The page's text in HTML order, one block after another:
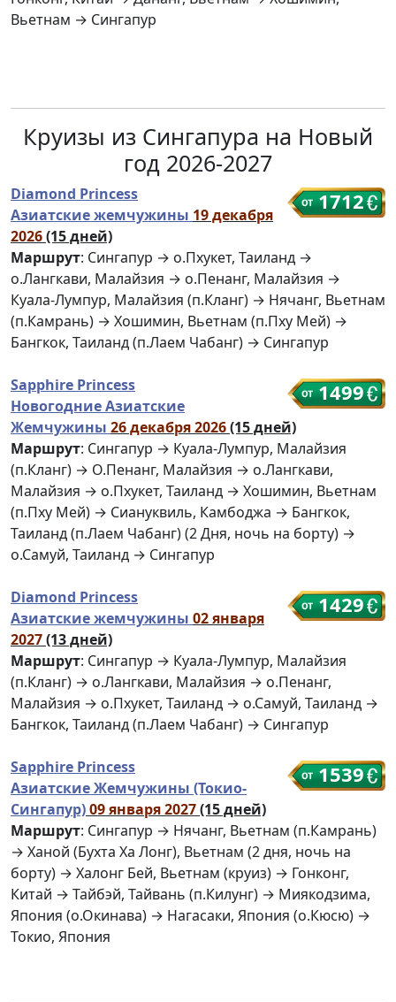
Вьетнам → Сингапур
Круизы из Сингапура на Новый
год 2026-2027
1712
Diamond Princess
Азиатские жемчужины 19 декабря
2026(15 дней)
Маршрут: Сингапур → о.Пхукет, Таиланд →
о.Лангкави, Малайзия → о.Пенанг, Малайзия →
Куала-Лумпур, Малайзия (п.Кланг) → Нячанг, Вьетнам
(п.Камрань) → Хошимин, Вьетнам (п.Пху Мей) →
Бангкок, Таиланд (п.Лаем Чабанг) → Сингапур
1499
Sapphire Princess
Новогодние Азиатские
Жемчужины 26 декабря 2026(15 дней)
Маршрут: Сингапур → Куала-Лумпур, Малайзия
(п.Кланг) → О.Пенанг, Малайзия → о.Лангкави,
Малайзия → о.Пхукет, Таиланд → Хошимин, Вьетнам
(п.Пху Мей) → Сиануквиль, Камбоджа → Бангкок,
Таиланд (п.Лаем Чабанг) (2 Дня, ночь на борту) →
о.Самуй, Таиланд → Сингапур
1429
Diamond Princess
Азиатские жемчужины 02 января
2027(13 дней)
Маршрут: Сингапур → Куала-Лумпур, Малайзия
(п.Кланг) → о.Лангкави, Малайзия → о.Пенанг,
Малайзия → о.Пхукет, Таиланд → о.Самуй, Таиланд →
Бангкок, Таиланд (п.Лаем Чабанг) → Сингапур
1539
Sapphire Princess
Азиатские Жемчужины (Токио-
Сингапур)09 января 2027(15 дней)
Маршрут: Сингапур → Нячанг, Вьетнам (п.Камрань)
→ Ханой (Бухта Ха Лонг), Вьетнам (2 дня, ночь на
борту) → Халонг Бей, Вьетнам (круиз) → Гонконг,
Китай → Тайбэй, Тайвань (п.Килунг) → Миякодзима,
Япония (о.Окинава) → Нагасаки, Япония (о.Кюсю) →
Токио, Япония